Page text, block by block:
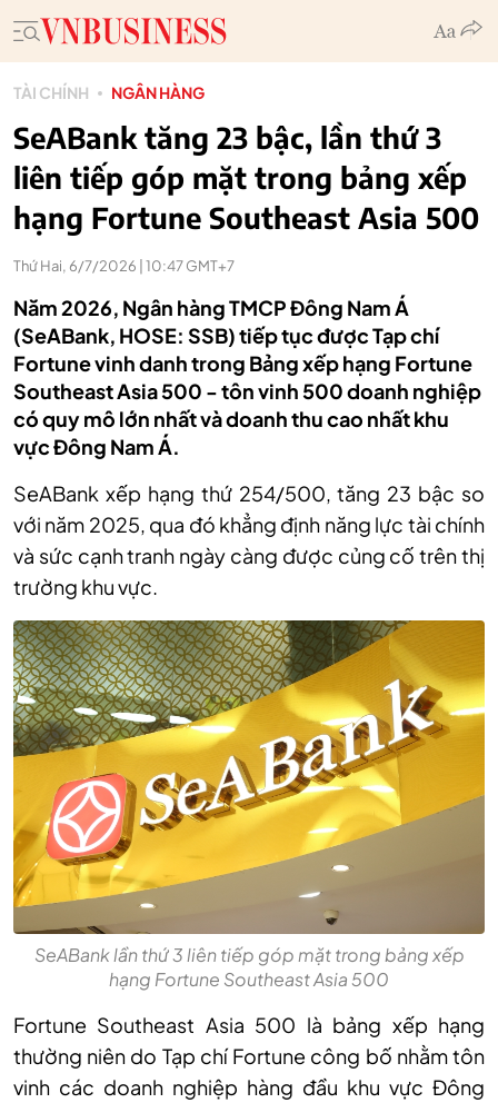
TÀI CHÍNH NGÂN HÀNG
SeABank tăng 23 bậc, lần thứ 3
liên tiếp góp mặt trong bảng xếp
hạng Fortune Southeast Asia 500
Thứ Hai, 6/7/2026 | 10:47 GMT+7
Năm 2026, Ngân hàng TMCP Đông Nam Á
(SeABank, HOSE: SSB) tiếp tục được Tạp chí
Fortune vinh danh trong Bảng xếp hạng Fortune
Southeast Asia 500 - tôn vinh 500 doanh nghiệp
có quy mô lớn nhất và doanh thu cao nhất khu
vực Đông Nam Á.
SeABank xếp hạng thứ 254/500, tăng 23 bậc so
với năm 2025, qua đó khẳng định năng lực tài chính
và sức cạnh tranh ngày càng được củng cố trên thị
trường khu vực.
SeABank lần thứ 3 liên tiếp góp mặt trong bảng xếp
hạng Fortune Southeast Asia 500
Fortune Southeast Asia 500 là bảng xếp hạng
thường niên do Tạp chí Fortune công bố nhằm tôn
vinh các doanh nghiệp hàng đầu khu vực Đông